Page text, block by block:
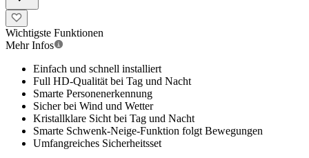
Wichtigste Funktionen
Mehr Infos
Einfach und schnell installiert
Full HD-Qualität bei Tag und Nacht
Smarte Personenerkennung
Sicher bei Wind und Wetter
Kristallklare Sicht bei Tag und Nacht
Smarte Schwenk-Neige-Funktion folgt Bewegungen
Umfangreiches Sicherheitsset